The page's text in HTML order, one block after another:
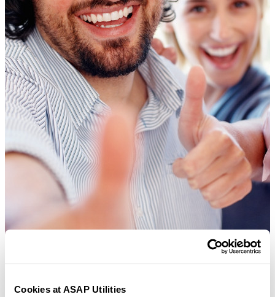
Cookies at ASAP Utilities